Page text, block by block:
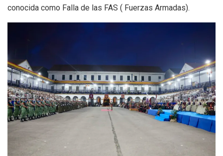
conocida como Falla de las FAS ( Fuerzas Armadas).